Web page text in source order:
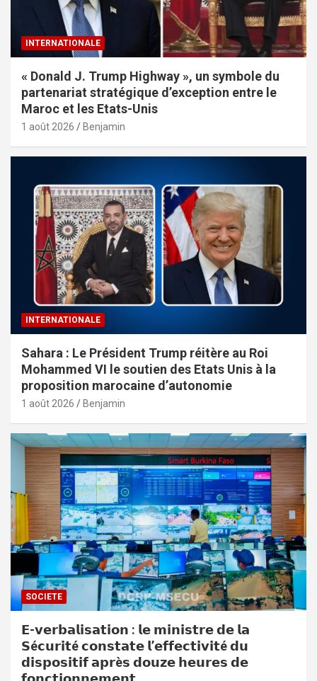
INTERNATIONALE
« Donald J. Trump Highway », un symbole du
partenariat stratégique d’exception entre le
Maroc et les Etats-Unis
1 août 2026 Benjamin
INTERNATIONALE
Sahara : Le Président Trump réitère au Roi
Mohammed VI le soutien des Etats Unis à la
proposition marocaine d’autonomie
1 août 2026 Benjamin
SOCIETE
𝗘-𝘃𝗲𝗿𝗯𝗮𝗹𝗶𝘀𝗮𝘁𝗶𝗼𝗻 : 𝗹𝗲 𝗺𝗶𝗻𝗶𝘀𝘁𝗿𝗲 𝗱𝗲 𝗹𝗮
𝗦é𝗰𝘂𝗿𝗶𝘁é 𝗰𝗼𝗻𝘀𝘁𝗮𝘁𝗲 𝗹’𝗲𝗳𝗳𝗲𝗰𝘁𝗶𝘃𝗶𝘁é 𝗱𝘂
𝗱𝗶𝘀𝗽𝗼𝘀𝗶𝘁𝗶𝗳 𝗮𝗽𝗿è𝘀 𝗱𝗼𝘂𝘇𝗲 𝗵𝗲𝘂𝗿𝗲𝘀 𝗱𝗲